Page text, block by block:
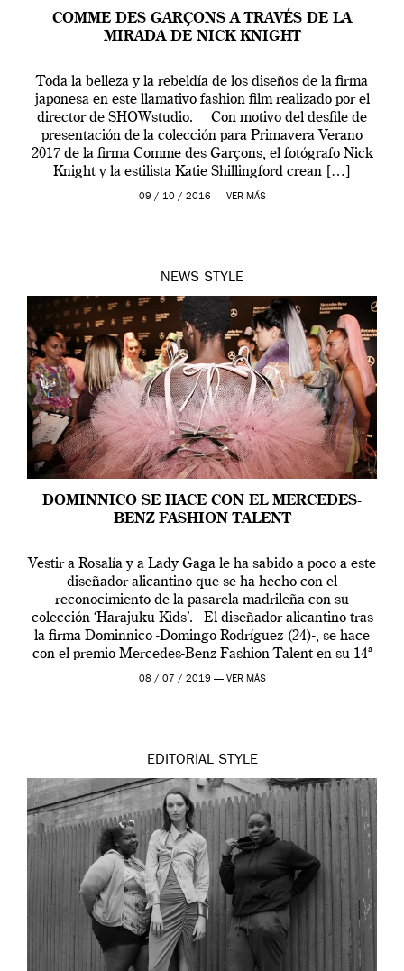
COMME DES GARÇONS A TRAVÉS DE LA
MIRADA DE NICK KNIGHT
Toda la belleza y la rebeldía de los diseños de la firma
japonesa en este llamativo fashion film realizado por el
director de SHOWstudio. Con motivo del desfile de
presentación de la colección para Primavera Verano
2017 de la firma Comme des Garçons, el fotógrafo Nick
Knight y la estilista Katie Shillingford crean […]
09 / 10 / 2016 — VER MÁS
NEWS STYLE
DOMINNICO SE HACE CON EL MERCEDES-
BENZ FASHION TALENT
Vestir a Rosalía y a Lady Gaga le ha sabido a poco a este
diseñador alicantino que se ha hecho con el
reconocimiento de la pasarela madrileña con su
colección ‘Harajuku Kids’. El diseñador alicantino tras
la firma Dominnico -Domingo Rodríguez (24)-, se hace
con el premio Mercedes-Benz Fashion Talent en su 14ª
edición. […]
08 / 07 / 2019 — VER MÁS
EDITORIAL STYLE